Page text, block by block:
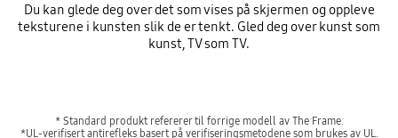
Du kan glede deg over det som vises på skjermen og oppleve
teksturene i kunsten slik de er tenkt. Gled deg over kunst som
kunst, TV som TV.
* Standard produkt refererer til forrige modell av The Frame.
*UL-verifisert antirefleks basert på verifiseringsmetodene som brukes av UL.